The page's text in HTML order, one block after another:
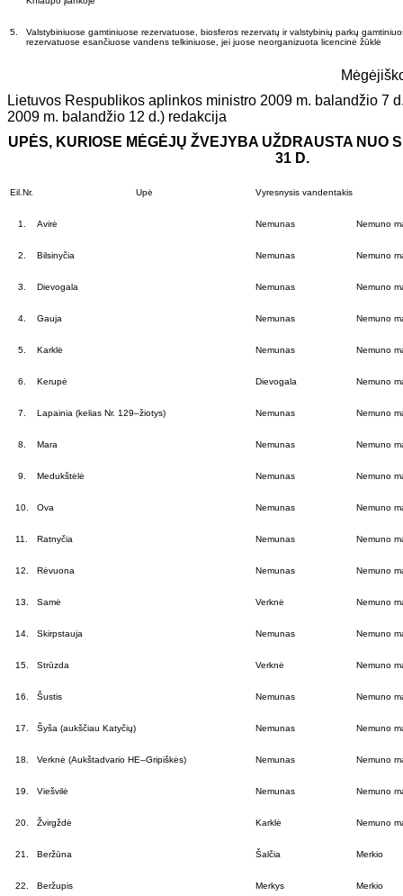
5.
Valstybiniuose gamtiniuose rezervatuose, biosferos rezervatų ir valstybinių parkų
rezervatuose esančiuose vandens telkiniuose, jei juose neorganizuota licencinė žūklė
Lietuvos Respublikos aplinkos ministro 2009 m. balandžio 7
2009 m. balandžio 12 d.) redakcija
UPĖS, KURIOSE MĖGĖJŲ ŽVEJYBA UŽDRAUSTA NUO
31 D.
Eil.Nr. Upė Vyresnysis vandentakis
1. Avirė Nemunas Nemuno
2. Bilsinyčia Nemunas Nemuno
3. Dievogala Nemunas Nemuno
4. Gauja Nemunas Nemuno
5. Karklė Nemunas Nemuno
6. Kerupė Dievogala Nemuno
7. Lapainia (kelias Nr. 129–žiotys) Nemunas Nemuno
8. Mara Nemunas Nemuno
9. Medukštėlė Nemunas Nemuno
10. Ova Nemunas Nemuno
11. Ratnyčia Nemunas Nemuno
12. Rėvuona Nemunas Nemuno
13. Samė Verknė Nemuno
14. Skirpstauja Nemunas Nemuno
15. Strūzda Verknė Nemuno
16. Šustis Nemunas Nemuno
17. Šyša (aukščiau Katyčių) Nemunas Nemuno
18. Verknė (Aukštadvario HE–Gripiškės) Nemunas Nemuno
19. Viešvilė Nemunas Nemuno
20. Žvirgždė Karklė Nemuno
21. Beržūna Šalčia Merkio
22. Beržupis Merkys Merkio